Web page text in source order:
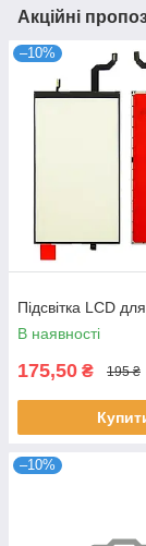
Акційні
–10%
Підсвітка LCD
В наявності
175,50 ₴ 195 ₴
–10%